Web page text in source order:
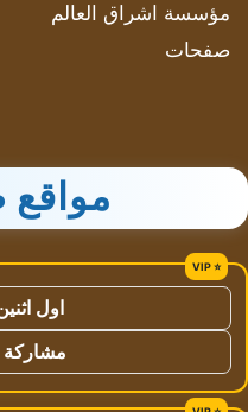
مؤسسة اشراق العالم
صفحات
اول
مشاركة